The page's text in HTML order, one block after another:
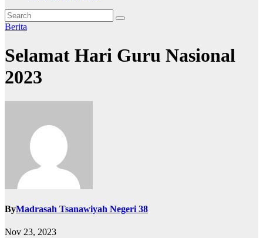
Berita
Selamat Hari Guru Nasional
2023
ByMadrasah Tsanawiyah Negeri 38
Nov 23, 2023